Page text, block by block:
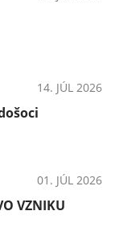
14. JÚL 2026
01. JÚL 2026
VZNIKU